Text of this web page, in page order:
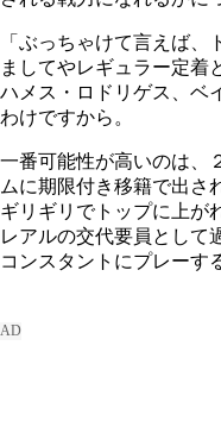
「ぶっちゃけて言えば、
ましてやレギュラー定着
ハメス・ロドリゲス、ベ
わけですから。
一番可能性が高いのは、
ムに期限付き移籍で出さ
ギリギリでトップに上が
レアルの交代要員として
コンスタントにプレーす